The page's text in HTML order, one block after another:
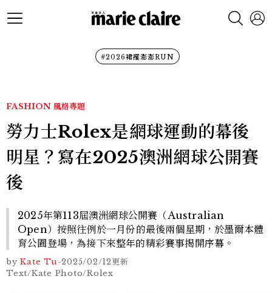
#2026裙襬澎澎RUN
FASHION 風格專題
勞力士Rolex是網球運動的幕後
明星？寫在2025澳洲網球公開賽
後
2025年第113屆澳洲網球公開賽（Australian
Open）按照往例於一月份的最後兩個星期，於墨爾本體
育公園登場，為接下來整年的精彩賽事揭開序幕。
by Kate Tu-2025/02/12更新
Text/Kate Photo/Rolex